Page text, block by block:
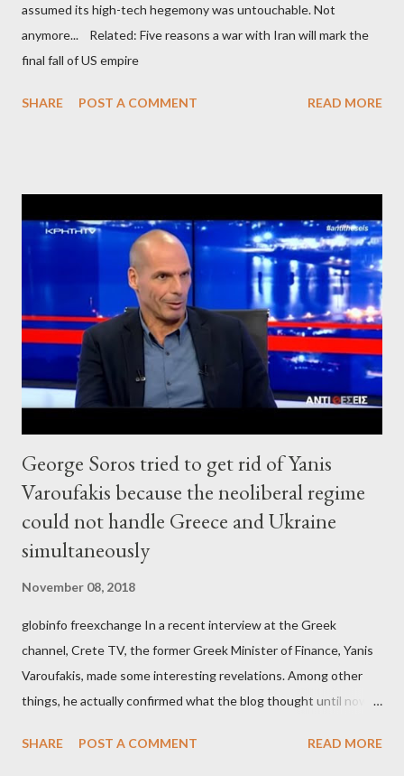
assumed its high-tech hegemony was untouchable. Not
anymore... Related: Five reasons a war with Iran will mark the
final fall of US empire
SHARE POST A COMMENT READ MORE
George Soros tried to get rid of Yanis
Varoufakis because the neoliberal regime
could not handle Greece and Ukraine
simultaneously
November 08, 2018
globinfo freexchange In a recent interview at the Greek
channel, Crete TV, the former Greek Minister of Finance, Yanis
Varoufakis, made some interesting revelations. Among other
things, he actually confirmed what the blog thought until now
confirmed that George Soros intervenes directly to political
SHARE POST A COMMENT READ MORE